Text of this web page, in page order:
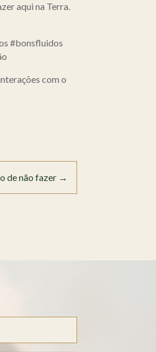
aqui na Terra.
#bonsfluidos
com o
de não fazer→